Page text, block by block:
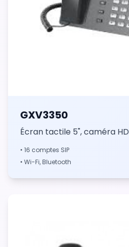
GXV3350
Écran tactile 5", caméra HD
• 16 comptes SIP
• Wi-Fi, Bluetooth